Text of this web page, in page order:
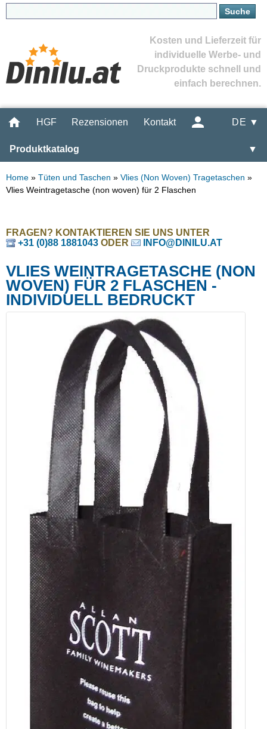
Kosten und Lieferzeit für
individuelle Werbe- und
Druckprodukte schnell und
einfach berechnen.
HGF Rezensionen Kontakt DE ▼
Produktkatalog ▼
Home » Tüten und Taschen » Vlies (Non Woven) Tragetaschen »
Vlies Weintragetasche (non woven) für 2 Flaschen
FRAGEN? KONTAKTIEREN SIE UNS UNTER
+31 (0)88 1881043 ODER INFO@DINILU.AT
VLIES WEINTRAGETASCHE (NON
WOVEN) FÜR 2 FLASCHEN -
INDIVIDUELL BEDRUCKT